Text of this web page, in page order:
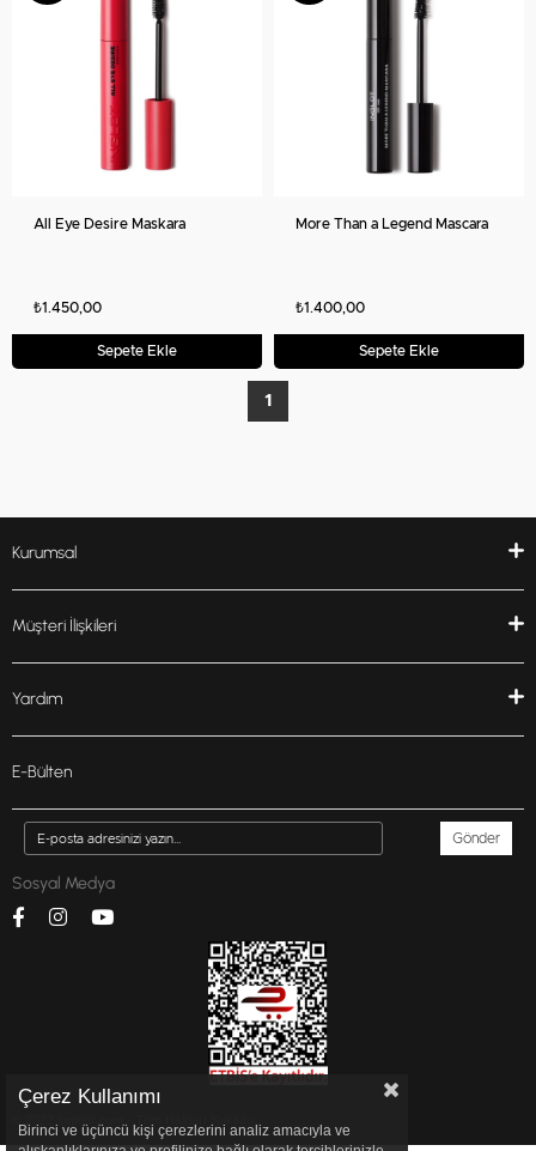
All Eye Desire Maskara
₺1.450,00
Sepete Ekle
More Than a Legend Mascara
₺1.400,00
Sepete Ekle
1
Kurumsal
Müşteri İlişkileri
Yardım
E-Bülten
Gönder
Sosyal Medya
Çerez Kullanımı
Birinci ve üçüncü kişi çerezlerini analiz amacıyla ve